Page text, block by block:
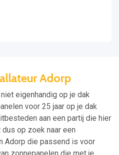
Adorp
eigenhandig op je dak
voor 25 jaar op je dak
aan een partij die hier
op zoek naar een
Adorp die passend is voor